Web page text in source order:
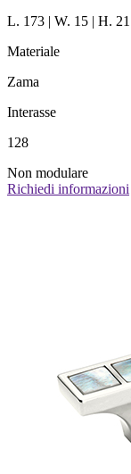
L. 173 | W. 15 | H. 21
Materiale
Zama
Interasse
128
Non modulare
Richiedi informazioni